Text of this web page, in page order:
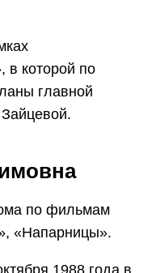
в которой по
главной
по фильмам
«Напарницы».
1988 года в